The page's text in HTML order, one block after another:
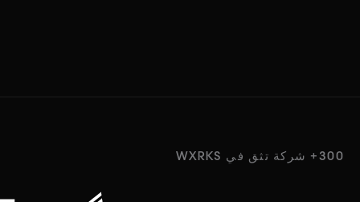
300+ شركة تثق في WXRKS